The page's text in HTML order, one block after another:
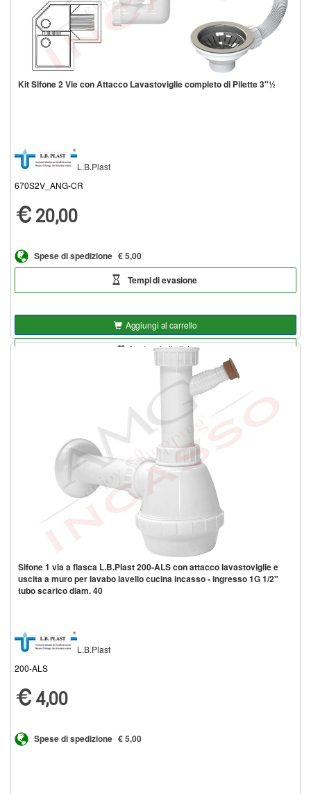
Kit Sifone 2 Vie con Attacco Lavastoviglie completo di Pilette 3"½
L.B.Plast
670S2V_ANG-CR
20,00
Spese di spedizione € 5,00
Tempi di evasione
Aggiungi al carrello
Aggiungi alla lista
Sifone 1 via a fiasca L.B.Plast 200-ALS con attacco lavastoviglie e
uscita a muro per lavabo lavello cucina incasso - ingresso 1G 1/2"
tubo scarico diam. 40
L.B.Plast
200-ALS
4,00
Spese di spedizione € 5,00